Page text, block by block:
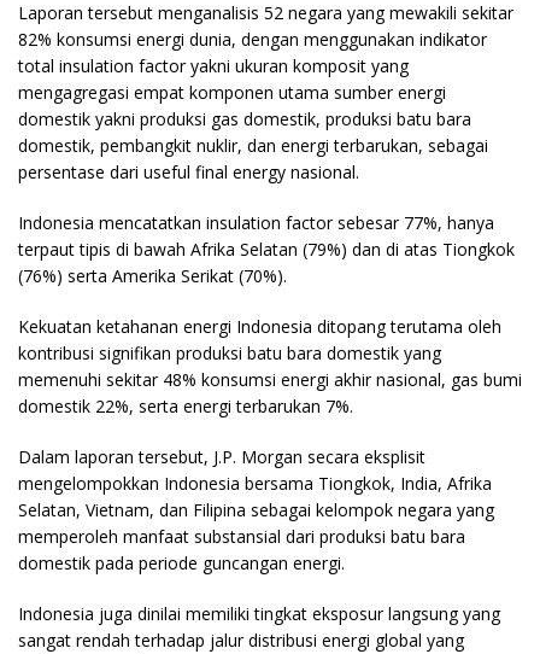
Laporan tersebut menganalisis 52 negara yang mewakili sekitar
82% konsumsi energi dunia, dengan menggunakan indikator
total insulation factor yakni ukuran komposit yang
mengagregasi empat komponen utama sumber energi
domestik yakni produksi gas domestik, produksi batu bara
domestik, pembangkit nuklir, dan energi terbarukan, sebagai
persentase dari useful final energy nasional.
Indonesia mencatatkan insulation factor sebesar 77%, hanya
terpaut tipis di bawah Afrika Selatan (79%) dan di atas Tiongkok
(76%) serta Amerika Serikat (70%).
Kekuatan ketahanan energi Indonesia ditopang terutama oleh
kontribusi signifikan produksi batu bara domestik yang
memenuhi sekitar 48% konsumsi energi akhir nasional, gas bumi
domestik 22%, serta energi terbarukan 7%.
Dalam laporan tersebut, J.P. Morgan secara eksplisit
mengelompokkan Indonesia bersama Tiongkok, India, Afrika
Selatan, Vietnam, dan Filipina sebagai kelompok negara yang
memperoleh manfaat substansial dari produksi batu bara
domestik pada periode guncangan energi.
Indonesia juga dinilai memiliki tingkat eksposur langsung yang
sangat rendah terhadap jalur distribusi energi global yang